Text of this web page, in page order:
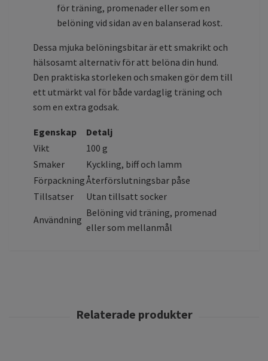
för träning, promenader eller som en
belöning vid sidan av en balanserad kost.
Dessa mjuka belöningsbitar är ett smakrikt och
hälsosamt alternativ för att belöna din hund.
Den praktiska storleken och smaken gör dem till
ett utmärkt val för både vardaglig träning och
som en extra godsak.
Egenskap
Detalj
Vikt
100 g
Smaker
Kyckling, biff och lamm
FörpackningÅterförslutningsbar påse
Tillsatser
Utan tillsatt socker
Användning
Belöning vid träning, promenad
eller som mellanmål